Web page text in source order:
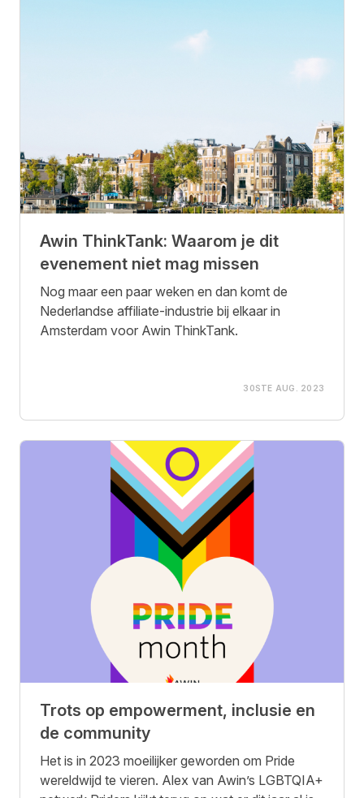
Awin ThinkTank: Waarom je dit
evenement niet mag missen
Nog maar een paar weken en dan komt de
Nederlandse affiliate-industrie bij elkaar in
Amsterdam voor Awin ThinkTank.
30STE AUG. 2023
Trots op empowerment, inclusie en
de community
Het is in 2023 moeilijker geworden om Pride
wereldwijd te vieren. Alex van Awin’s LGBTQIA+